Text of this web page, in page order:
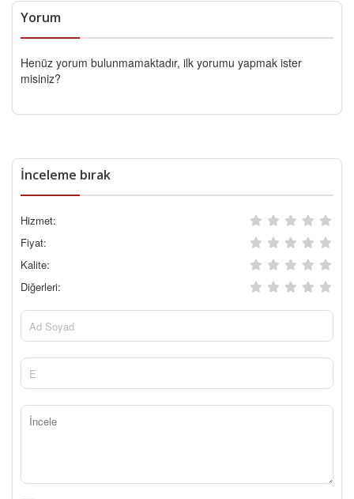
Yorum
Henüz yorum bulunmamaktadır, ilk yorumu yapmak ister
misiniz?
İnceleme bırak
Hizmet:
Fiyat:
Kalite:
Diğerleri: